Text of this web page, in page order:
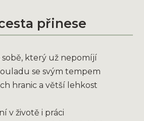
přinese
který už nepomíjí
se svým tempem
hranic a větší lehkost
v životě i práci